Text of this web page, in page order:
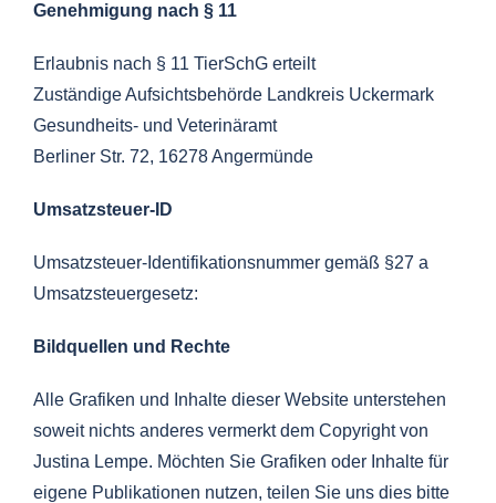
Genehmigung nach § 11
Erlaubnis nach § 11 TierSchG erteilt
Zuständige Aufsichtsbehörde Landkreis Uckermark
Gesundheits- und Veterinäramt
Berliner Str. 72, 16278 Angermünde
Umsatzsteuer-ID
Umsatzsteuer-Identifikationsnummer gemäß §27 a
Umsatzsteuergesetz:
Bildquellen und Rechte
Alle Grafiken und Inhalte dieser Website unterstehen
soweit nichts anderes vermerkt dem Copyright von
Justina Lempe. Möchten Sie Grafiken oder Inhalte für
eigene Publikationen nutzen, teilen Sie uns dies bitte